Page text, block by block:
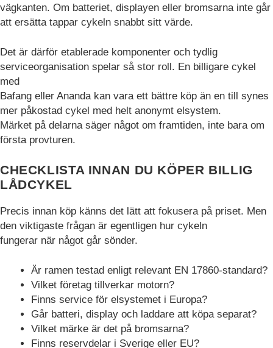
vägkanten. Om batteriet, displayen eller bromsarna inte går
att ersätta tappar cykeln snabbt sitt värde.
Det är därför etablerade komponenter och tydlig
serviceorganisation spelar så stor roll. En billigare cykel
med
Bafang eller Ananda kan vara ett bättre köp än en till synes
mer påkostad cykel med helt anonymt elsystem.
Märket på delarna säger något om framtiden, inte bara om
första provturen.
CHECKLISTA INNAN DU KÖPER BILLIG
LÅDCYKEL
Precis innan köp känns det lätt att fokusera på priset. Men
den viktigaste frågan är egentligen hur cykeln
fungerar när något går sönder.
Är ramen testad enligt relevant EN 17860-standard?
Vilket företag tillverkar motorn?
Finns service för elsystemet i Europa?
Går batteri, display och laddare att köpa separat?
Vilket märke är det på bromsarna?
Finns reservdelar i Sverige eller EU?